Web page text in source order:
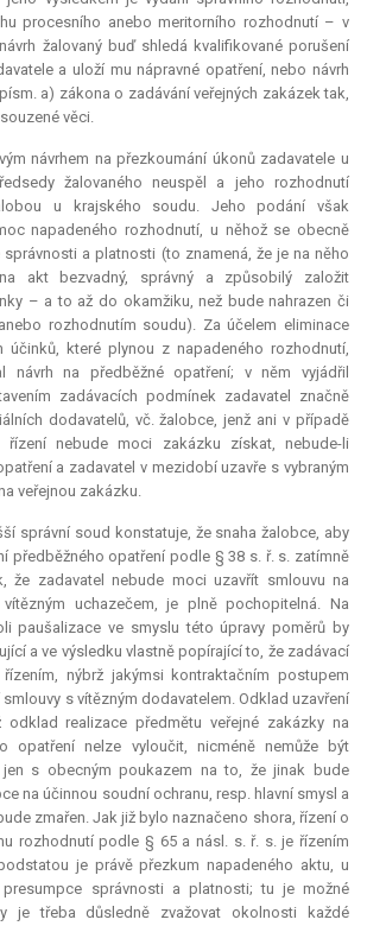
procesního anebo meritorního rozhodnutí – v
žalovaný buď shledá kvalifikované porušení
a uloží mu nápravné opatření, nebo návrh
a) zákona o zadávání veřejných zakázek tak,
věci.
návrhem na přezkoumání úkonů zadavatele u
žalovaného neuspěl a jeho rozhodnutí
u krajského soudu. Jeho podání však
napadeného rozhodnutí, u něhož se obecně
správnosti a platnosti (to znamená, že je na něho
akt bezvadný, správný a způsobilý založit
– a to až do okamžiku, než bude nahrazen či
rozhodnutím soudu). Za účelem eliminace
účinků, které plynou z napadeného rozhodnutí,
návrh na předběžné opatření; v něm vyjádřil
zadávacích podmínek zadavatel značně
dodavatelů, vč. žalobce, jenž ani v případě
nebude moci zakázku získat, nebude-li
a zadavatel v mezidobí uzavře s vybraným
veřejnou zakázku.
správní soud konstatuje, že snaha žalobce, aby
předběžného opatření podle § 38 s. ř. s. zatímně
že zadavatel nebude moci uzavřít smlouvu na
uchazečem, je plně pochopitelná. Na
paušalizace ve smyslu této úpravy poměrů by
a ve výsledku vlastně popírající to, že zadávací
nýbrž jakýmsi kontraktačním postupem
s vítězným dodavatelem. Odklad uzavření
realizace předmětu veřejné zakázky na
opatření nelze vyloučit, nicméně nemůže být
s obecným poukazem na to, že jinak bude
na účinnou soudní ochranu, resp. hlavní smysl a
zmařen. Jak již bylo naznačeno shora, řízení o
rozhodnutí podle § 65 a násl. s. ř. s. je řízením
je právě přezkum napadeného aktu, u
presumpce správnosti a platnosti; tu je možné
je třeba důsledně zvažovat okolnosti každé